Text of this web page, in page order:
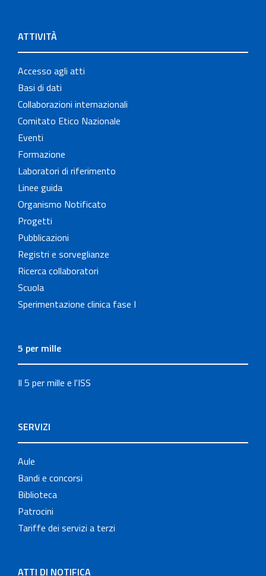
ATTIVITÀ
Accesso agli atti
Basi di dati
Collaborazioni internazionali
Comitato Etico Nazionale
Eventi
Formazione
Laboratori di riferimento
Linee guida
Organismo Notificato
Progetti
Pubblicazioni
Registri e sorveglianze
Ricerca collaboratori
Scuola
Sperimentazione clinica fase I
5 per mille
Il 5 per mille e l'ISS
SERVIZI
Aule
Bandi e concorsi
Biblioteca
Patrocini
Tariffe dei servizi a terzi
ATTI DI NOTIFICA